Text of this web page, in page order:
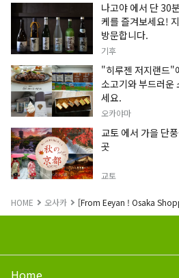
나고야 에서 단 30
케를 즐겨보세요!
방문합니다.
기후
"히루젠 저지랜드"
소고기와 부드러운
세요.
오카야마
교토 에서 가을 단
곳
교토
HOME 오사카 [From Eeyan ! Osaka